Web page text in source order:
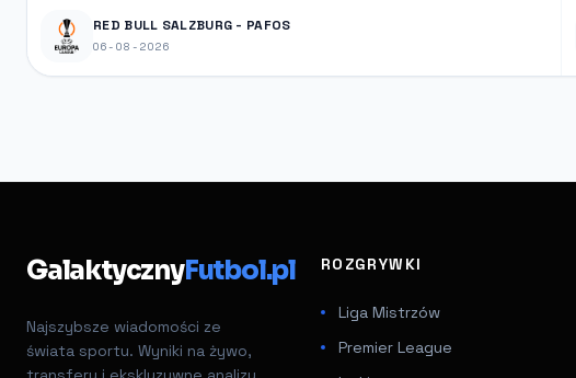
RED BULL SALZBURG - PAFOS
06-08-2026
GalaktycznyFutbol.pl
Najszybsze wiadomości ze
świata sportu. Wyniki na żywo,
ROZGRYWKI
Liga Mistrzów
Premier League